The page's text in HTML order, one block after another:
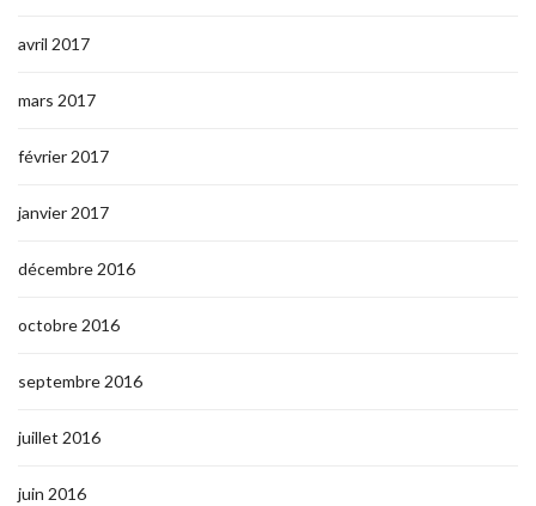
avril 2017
mars 2017
février 2017
janvier 2017
décembre 2016
octobre 2016
septembre 2016
juillet 2016
juin 2016